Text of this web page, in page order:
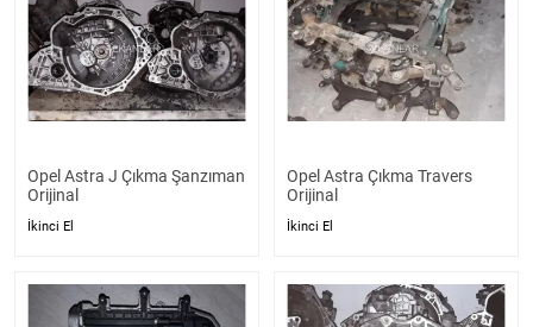
Opel Astra J Çıkma Şanzıman
Orijinal
İkinci El
Opel Astra Çıkma Travers
Orijinal
İkinci El